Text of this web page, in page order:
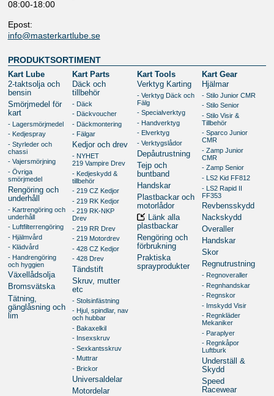
08:00-18:00
Epost:
info@masterkartlube.se
PRODUKTSORTIMENT
Kart Lube
2-taktsolja och
bensin
Smörjmedel för
kart
- Lagersmörjmedel
- Kedjespray
- Styrleder och
chassi
- Vajersmörjning
- Övriga
smörjmedel
Rengöring och
underhåll
- Kartrengöring och
underhåll
- Luftfilterrengöring
- Hjälmvård
- Klädvård
- Handrengöring
och hyggien
Växellådsolja
Bromsvätska
Tätning,
gänglåsning och
lim
Kart Parts
Däck och
tillbehör
- Däck
- Däckvoucher
- Däckmontering
- Fälgar
Kedjor och drev
- NYHET
219 Vampire Drev
- Kedjeskydd &
tillbehör
- 219 CZ Kedjor
- 219 RK Kedjor
- 219 RK-NKP
Drev
- 219 RR Drev
- 219 Motordrev
- 428 CZ Kedjor
- 428 Drev
Tändstift
Skruv, mutter
etc
- Stolsinfästning
- Hjul, spindlar, nav
och hubbar
- Bakaxelkil
- Insexskruv
- Sexkantsskruv
- Muttrar
- Brickor
Universaldelar
Motordelar
Kart Tools
Verktyg Karting
- Verktyg Däck och
Fälg
- Specialverktyg
- Handverktyg
- Elverktyg
- Verktygslådor
Depåutrustning
Tejp och
buntband
Handskar
Plastbackar och
motorlådor
Länk alla
plastbackar
Rengöring och
förbrukning
Praktiska
sprayprodukter
Kart Gear
Hjälmar
- Stilo Junior CMR
- Stilo Senior
- Stilo Visir &
Tillbehör
- Sparco Junior
CMR
- Zamp Junior
CMR
- Zamp Senior
- LS2 Kid FF812
- LS2 Rapid II
FF353
Revbensskydd
Nackskydd
Overaller
Handskar
Skor
Regnutrustning
- Regnoveraller
- Regnhandskar
- Regnskor
- Imskydd Visir
- Regnkläder
Mekaniker
- Paraplyer
- Regnkåpor
Luftburk
Underställ &
Skydd
Speed
Racewear